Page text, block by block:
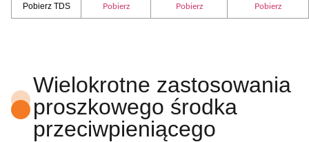
Pobierz TDS Pobierz Pobierz Pobierz
Wielokrotne zastosowania
proszkowego środka
przeciwpieniącego